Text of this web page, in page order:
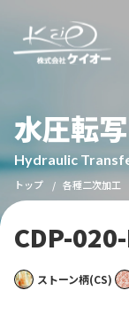
水圧転写
Hydraulic
トップ 各種二次加工
CDP-
ストーン柄(CS)